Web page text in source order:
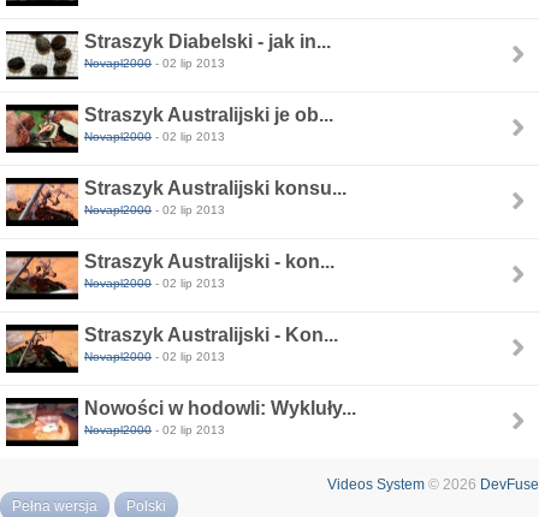
Straszyk Diabelski - jak in...
Novapl2000 - 02 lip 2013
Straszyk Australijski je ob...
Novapl2000 - 02 lip 2013
Straszyk Australijski konsu...
Novapl2000 - 02 lip 2013
Straszyk Australijski - kon...
Novapl2000 - 02 lip 2013
Straszyk Australijski - Kon...
Novapl2000 - 02 lip 2013
Nowości w hodowli: Wykluły...
Novapl2000 - 02 lip 2013
Videos System © 2026 DevFuse
Pełna wersja Polski